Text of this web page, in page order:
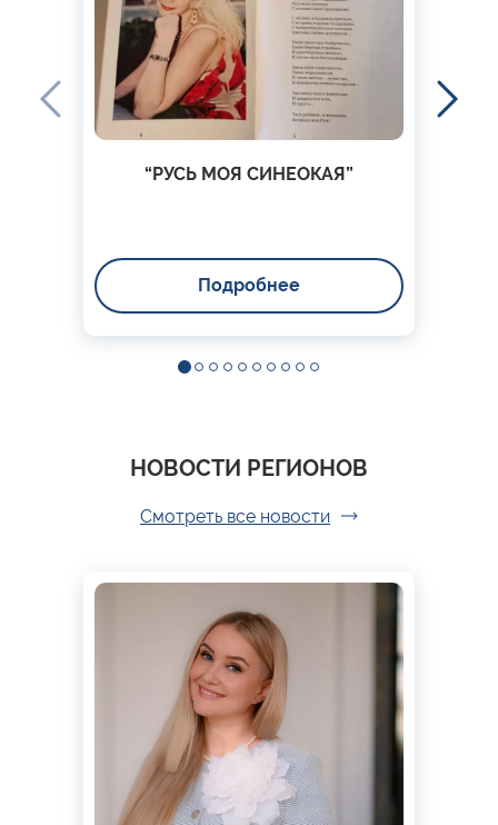
“РУСЬ МОЯ СИНЕОКАЯ”
Подробнее
НОВОСТИ РЕГИОНОВ
Смотреть все новости